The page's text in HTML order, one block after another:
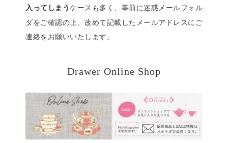
入ってしまう ケースも多く、事前に迷惑メールフォル
ダをご確認の上、改めて記載したメールアドレスにご
連絡をお願いいたします。
Drawer Online Shop